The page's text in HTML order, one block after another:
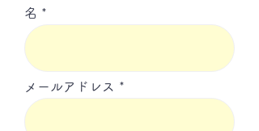
名
メールアドレス